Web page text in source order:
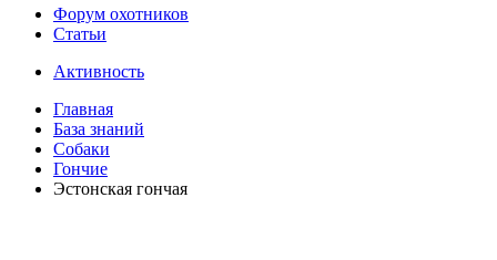
Форум охотников
Статьи
Активность
Главная
База знаний
Собаки
Гончие
Эстонская гончая